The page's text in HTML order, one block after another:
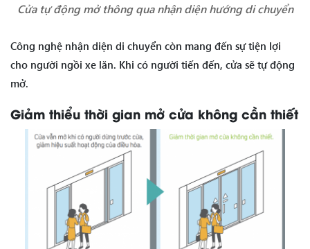
Cửa tự động mở thông qua nhận diện hướng di chuyển
Công nghệ nhận diện di chuyển còn mang đến sự tiện lợi
cho người ngồi xe lăn. Khi có người tiến đến, cửa sẽ tự động
mở.
Giảm thiểu thời gian mở cửa không cần thiết